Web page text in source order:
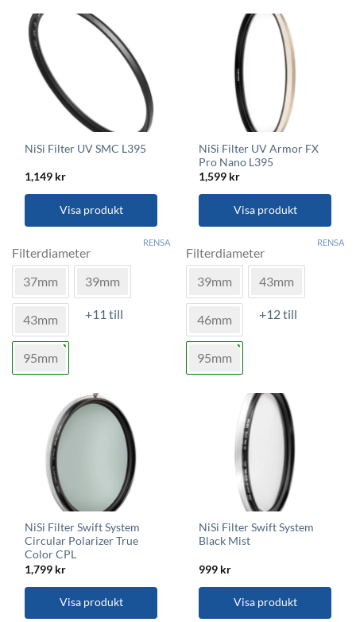
väljas
på
produktsidan
produktsidan
NiSi Filter UV SMC L395
1,149 kr
Visa produkt
här
produkten
har
flera
varianter.
De
olika
produktsidan
Filterdiameter
37mm
39mm
43mm +11 till
95mm
RENSA
NiSi Filter UV Armor FX
Pro Nano L395
1,599 kr
Visa produkt
här
produkten
har
flera
varianter.
De
olika
produktsidan
Filterdiameter
39mm
43mm
46mm +12 till
95mm
RENSA
NiSi Filter Swift System
Circular Polarizer True
Color CPL
1,799 kr
Visa produkt
NiSi Filter Swift System
Black Mist
999 kr
Visa produkt